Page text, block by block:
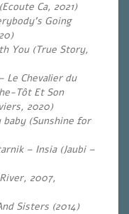
Ca, 2021)
Going
You (True Story,
Le Chevalier du
Tôt Et Son
2020)
baby (Sunshine for
– Insia (Jaubi –
2007,
Sisters (2014)